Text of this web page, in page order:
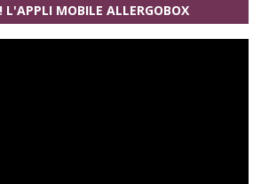
L'APPLI MOBILE ALLERGOBOX